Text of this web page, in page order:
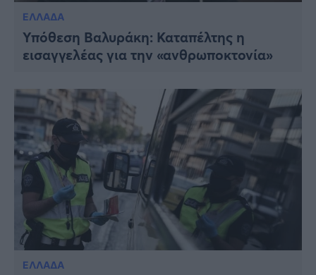
ΕΛΛΑΔΑ
Υπόθεση Βαλυράκη: Καταπέλτης η
εισαγγελέας για την «ανθρωποκτονία»
ΕΛΛΑΔΑ